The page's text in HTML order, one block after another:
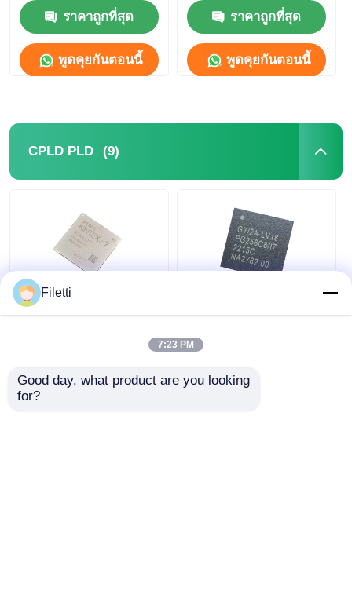
ราคาถูกที่สุด
พูดคุยกันตอนนี้
ราคาถูกที่สุด
พูดคุยกันตอนนี้
CPLD PLD (9)
FCBGA-676 FPGA
2FFG676I
ราคาถูกที่สุด
GW2A-
LV18PG256C8/I7
ราคาถูกที่สุด
Filetti
7:23 PM
Good day, what product are you looking
for?